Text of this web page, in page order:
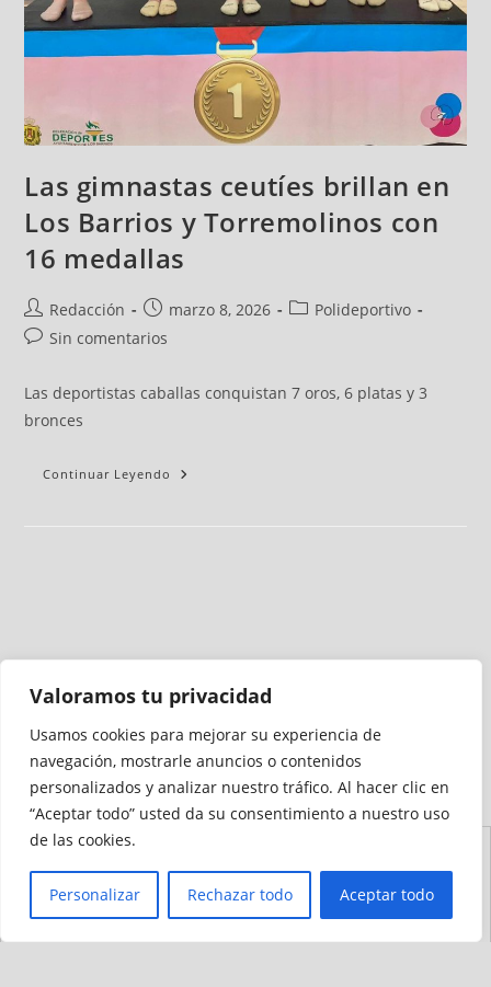
Valoramos tu privacidad
Usamos cookies para mejorar su experiencia de
navegación, mostrarle anuncios o contenidos
personalizados y analizar nuestro tráfico. Al hacer clic en
“Aceptar todo” usted da su consentimiento a nuestro uso
de las cookies.
Personalizar Rechazar todo Aceptar todo
Las gimnastas ceutíes brillan en
Los Barrios y Torremolinos con
16 medallas
Redacción marzo 8, 2026
Polideportivo
Sin comentarios
Las deportistas caballas conquistan 7 oros, 6 platas y 3
bronces
Continuar Leyendo
Medio auditado por
Accesibilidad
Sitio
Cookies
Privacidad